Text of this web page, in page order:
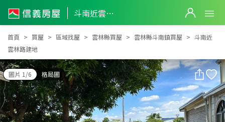
斗南近雲林路建地
斗南近雲林路建地
首頁 買屋 區域找屋 雲林縣買屋 雲林縣斗南鎮買屋
斗南近
雲林路建地
圖片 1/6 格局圖